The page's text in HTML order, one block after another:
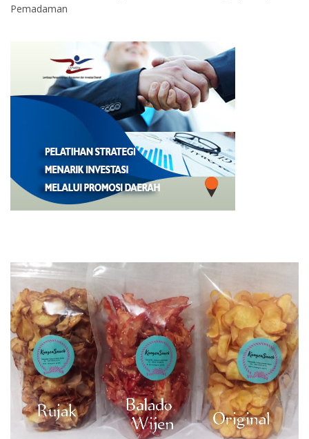
Pemadaman